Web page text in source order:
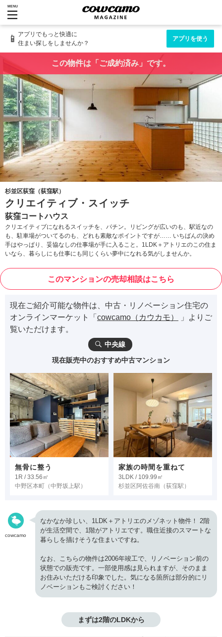
MENU
📱 アプリでもっと快適に
住まい探しをしませんか？
アプリを使う
この物件は「ご成約済み」です。
杉並区荻窪（荻窪駅）
クリエイティブ・スイッチ
荻窪コートハウス
クリエイティブになれるスイッチを、パチン。リビングが広いのも、駅近なの
も、駐車場がついてるのも、どれも素敵なポイントですが…… いちばんの決め
手はやっぱり、妥協なしの仕事場が手に入ること。1LDK＋アトリエのこの住ま
いなら、暮らしにも仕事にも同じくらい夢中になれる気がしませんか。
このマンションの売却相談はこちら
現在ご紹介可能な物件は、中古・リノベーション住宅の
オンラインマーケット「 cowcamo（カウカモ）
」よりご
覧いただけます。
中央線
現在販売中のおすすめ中古マンション
無骨に整う
1R / 33.56㎡
中野区本町 （中野坂上駅）
家族の時間を重ねて
3LDK / 109.99㎡
杉並区阿佐谷南 （荻窪駅）
cowcamo
なかなか珍しい、1LDK＋アトリエのメゾネット物件！ 2階
が生活空間で、1階がアトリエです。職住近接のスマートな
暮らしを描けそうな住まいですね。
なお、こちらの物件は2006年竣工で、リノベーション前の
状態での販売です。一部使用感は見られますが、そのまま
お住みいただける印象でした。気になる箇所は部分的にリ
ノベーションもご検討ください！
まずは2階のLDKから